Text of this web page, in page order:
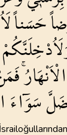
حَسَناً
الْاَنْهَارُۚ
سَوَٓاءَ